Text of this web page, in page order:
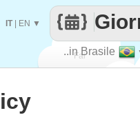
Fai
..in Brasile
IT| EN ▼